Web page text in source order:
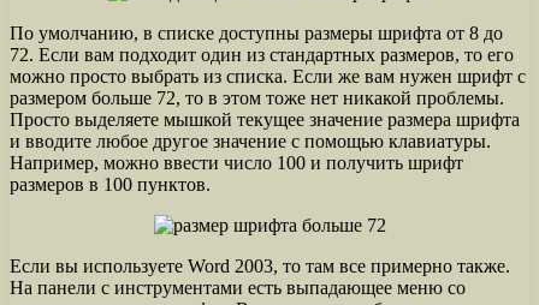
По умолчанию, в списке доступны размеры шрифта от 8 до
72. Если вам подходит один из стандартных размеров, то его
можно просто выбрать из списка. Если же вам нужен шрифт с
размером больше 72, то в этом тоже нет никакой проблемы.
Просто выделяете мышкой текущее значение размера шрифта
и вводите любое другое значение с помощью клавиатуры.
Например, можно ввести число 100 и получить шрифт
размеров в 100 пунктов.
Если вы используете Word 2003, то там все примерно также.
На панели с инструментами есть выпадающее меню со